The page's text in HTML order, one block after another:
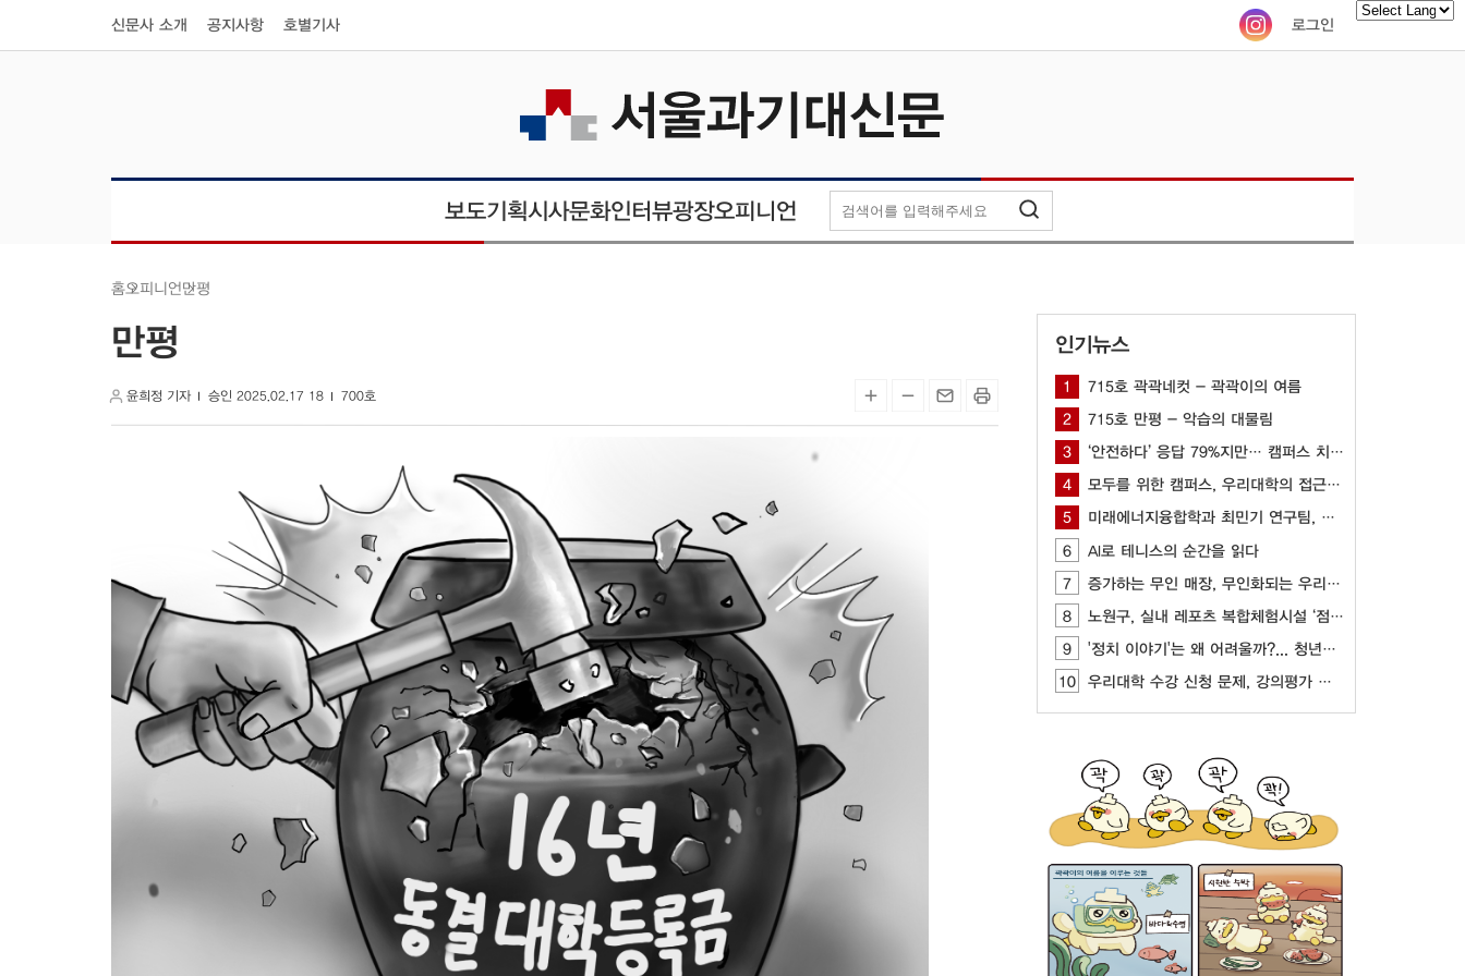
신문사 소개 공지사항 호별기사 로그인
보도기획시사문화인터뷰광장오피니언
홈오피니언만평
만평
윤희정 기자 승인 2025.02.17 18 700호
인기뉴스
1 715호 곽곽네컷 - 곽곽이의 여름
2 715호 만평 - 악습의 대물림
3 ‘안전하다’ 응답 79%지만… 캠퍼스 치안 공백 여전해
4 모두를 위한 캠퍼스, 우리대학의 접근성을 묻다
5 미래에너지융합학과 최민기 연구팀, AI, CFD 기반 최적화 기술 개발
6 AI로 테니스의 순간을 읽다
7 증가하는 무인 매장, 무인화되는 우리 사회
8 노원구, 실내 레포츠 복합체험시설 ‘점프’ 개관
9 '정치 이야기'는 왜 어려울까?... 청년들이 느끼는 정치 표현의 부담
10 우리대학 수강 신청 문제, 강의평가 제도를 통해 개선